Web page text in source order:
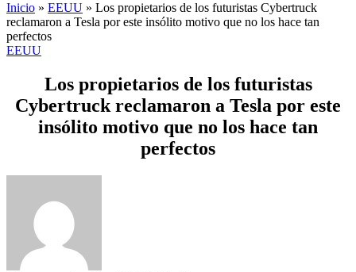
Inicio » EEUU » Los propietarios de los futuristas Cybertruck
reclamaron a Tesla por este insólito motivo que no los hace tan
perfectos
EEUU
Los propietarios de los futuristas
Cybertruck reclamaron a Tesla por este
insólito motivo que no los hace tan
perfectos